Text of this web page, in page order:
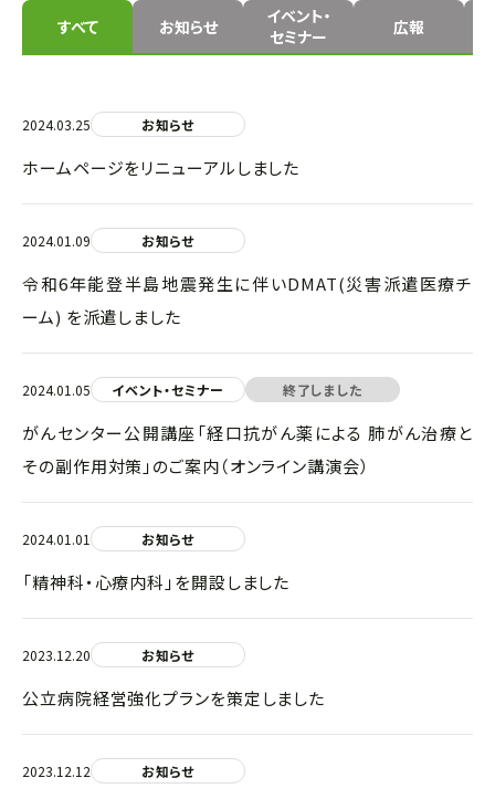
すべて お知らせ
イベント・
セミナー
広報
2024.03.25 お知らせ
ホームページをリニューアルしました
2024.01.09 お知らせ
令和6年能登半島地震発生に伴いDMAT(災害派遣医療チ
ーム) を派遣しました
2024.01.05 イベント・セミナー 終了しました
がんセンター公開講座「経口抗がん薬による 肺がん治療と
その副作用対策」のご案内（オンライン講演会）
2024.01.01 お知らせ
「精神科・心療内科」を開設しました
2023.12.20 お知らせ
公立病院経営強化プランを策定しました
2023.12.12 お知らせ